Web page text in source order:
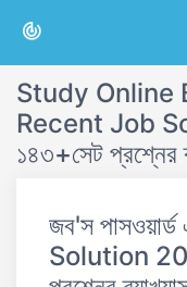
Study Online
Recent Job
১৪৩+সেট প্রশ্নের
জব'স
Solution